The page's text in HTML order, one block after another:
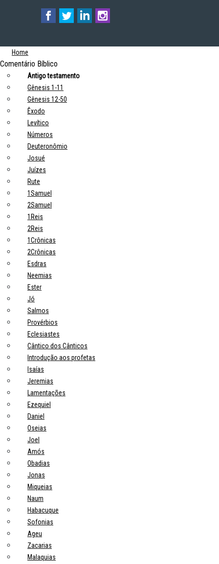
Home
Comentário Bíblico
Antigo testamento
Gênesis 1-11
Gênesis 12-50
Êxodo
Levítico
Números
Deuteronômio
Josué
Juízes
Rute
1Samuel
2Samuel
1Reis
2Reis
1Crônicas
2Crônicas
Esdras
Neemias
Ester
Jó
Salmos
Provérbios
Eclesiastes
Cântico dos Cânticos
Introdução aos profetas
Isaías
Jeremias
Lamentações
Ezequiel
Daniel
Oseias
Joel
Amós
Obadias
Jonas
Miqueias
Naum
Habacuque
Sofonias
Ageu
Zacarias
Malaquias